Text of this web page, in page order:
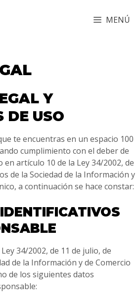
MENÚ
Y
DE USO
te encuentras en un espacio 100
cumplimiento con el deber de
artículo 10 de la Ley 34/2002, de
de la Sociedad de la Información y
a continuación se hace constar:
34/2002, de 11 de julio, de
de la Información y de Comercio
de los siguientes datos